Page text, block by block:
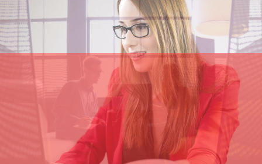
Invierte en tu Futuro
Aprende a "Gestionar" de manera
eficiente tu empresa y mejora